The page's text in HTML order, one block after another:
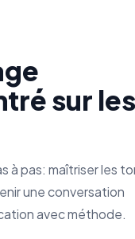
sur
à pas: maîtriser les
une conversation
avec méthode.